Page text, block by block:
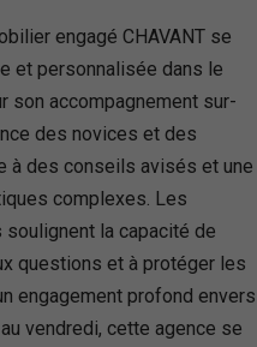
engagé CHAVANT se
et personnalisée dans le
son accompagnement sur-
des novices et des
à des conseils avisés et une
complexes. Les
la capacité de
questions et à protéger les
engagement profond envers
vendredi, cette agence se